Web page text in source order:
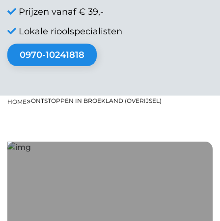
Prijzen vanaf € 39,-
Lokale rioolspecialisten
0970-10241818
HOME»ONTSTOPPEN IN BROEKLAND (OVERIJSEL)